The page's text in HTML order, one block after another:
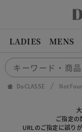
LADIES MENS
DoCLASSE Not
ご指定の
URLのご指定に誤り